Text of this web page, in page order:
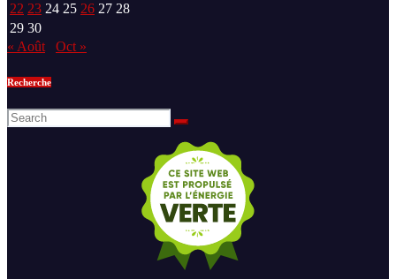
22 23 24 25 26 27 28
29 30
« Août
Oct »
Recherche